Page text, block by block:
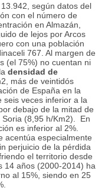
, 13.942, según datos del
con el número de
en Almazán,
de lejos por Arcos
con una población
767. Al margen de
(el 75%) no cuentan ni
densidad de
más de veintidós
de España en la
seis veces inferior a la
debajo de la mitad de
(8,95 h/Km2). En
es inferior al 2%.
acentúa especialmente
perjuicio de la pérdida
el territorio desde
14 años (2000-2014) ha
al 15%, siendo en 25